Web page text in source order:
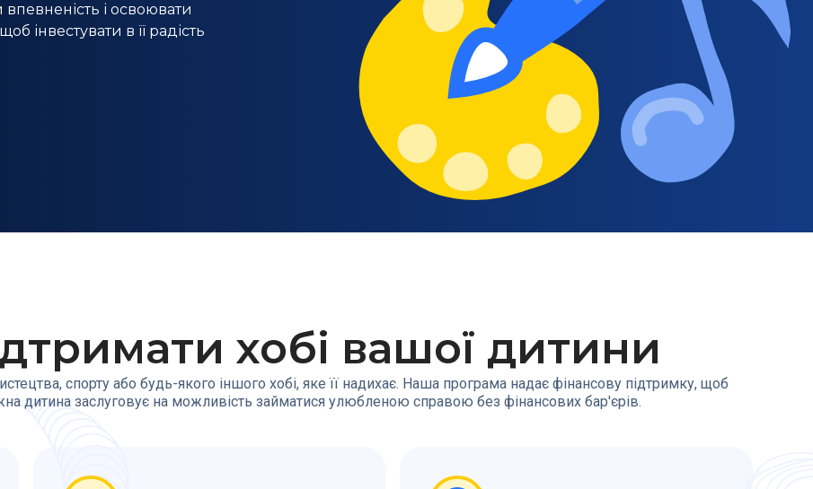
і освоювати
інвестувати в її радість
хобі вашої дитини
спорту або будь-якого іншого хобі, яке її надихає. Наша програма надає фінансову підтримку, щоб
дитина заслуговує на можливість займатися улюбленою справою без фінансових бар'єрів.